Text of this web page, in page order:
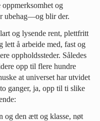
oppmerksomhet og
ubehag—og blir der.
og lysende rent, plettfritt
lett å arbeide med, fast og
oppholdssteder. Således
opp til flere hundre
at universet har utvidet
ganger, ja, opp til ti slike
og den ætt og klasse, nøt